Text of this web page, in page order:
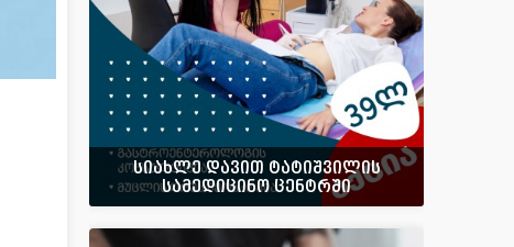
სიახლე დავით ტატიშვილის
სამედიცინო ცენტრში